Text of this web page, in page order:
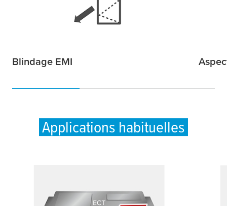
Blindage EMI
Applications habituelles